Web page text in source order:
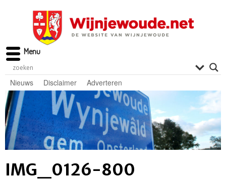
Nieuws Disclaimer Adverteren
IMG_0126-800
Menu